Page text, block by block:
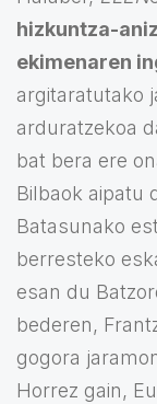
hizkuntza-
ekimenaren
argitaratutako
arduratzekoa
bat bera ere
Bilbaok aipatu
Batasunako
berresteko
esan du
bederen,
gogora
Horrez gain,